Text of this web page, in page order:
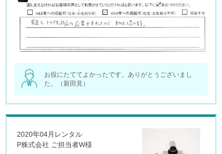
お役にたててよかったです。ありがとうございまし
た。（新田見）
2020年04月レンタル
P株式会社 ご担当者W様